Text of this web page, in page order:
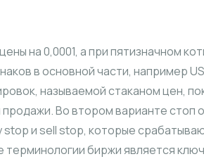
на 0,0001, а при пятизначном
в основной части, например
называемой стаканом цен,
продажи. Во втором варианте
и sell stop, которые
терминологии биржи является